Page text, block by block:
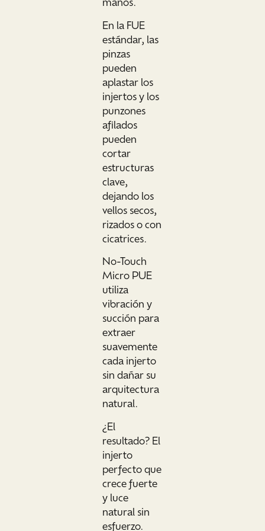
En la FUE
estándar, las
pinzas
pueden
aplastar los
injertos y los
punzones
afilados
pueden
cortar
estructuras
clave,
dejando los
vellos secos,
rizados o con
cicatrices.
No-Touch
Micro PUE
utiliza
vibración y
succión para
extraer
suavemente
cada injerto
sin dañar su
arquitectura
natural.
¿El
resultado? El
injerto
perfecto que
crece fuerte
y luce
natural sin
esfuerzo.